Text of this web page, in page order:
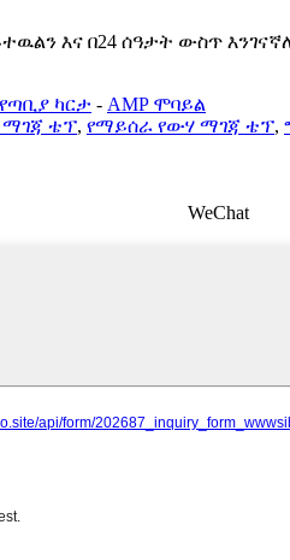
እና በ24 ሰዓታት ውስጥ
የጣቢያ ካርታ - AMP ሞባይል
ማገጃ ቴፕ, የማይሰራ የውሃ ማገጃ ቴፕ,
WeChat